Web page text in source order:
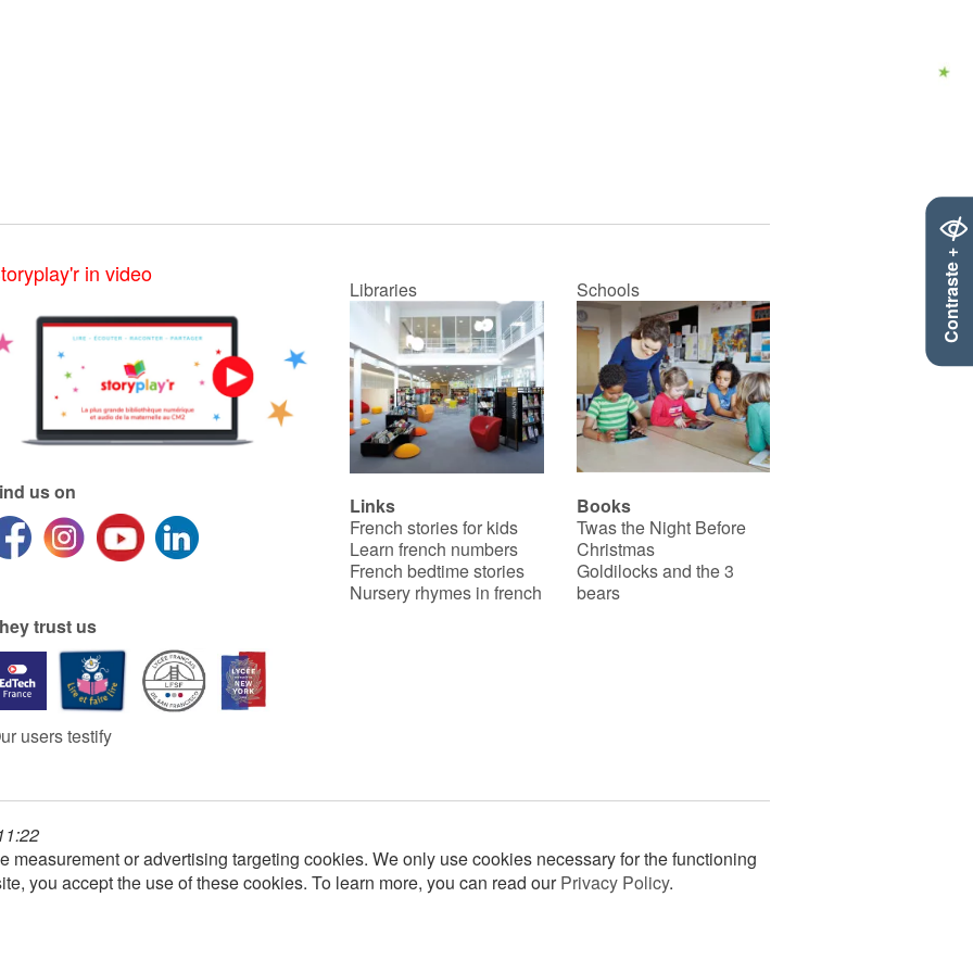
Contraste +
in video
us on
trust us
users testify
Libraries Schools
Links
French stories for kids
Learn french numbers
French bedtime stories
Nursery rhymes in french
Books
Twas the Night Before
Christmas
Goldilocks and the 3
bears
measurement or advertising targeting cookies. We only use cookies necessary for the functioning
you accept the use of these cookies. To learn more, you can read ourPrivacy Policy.